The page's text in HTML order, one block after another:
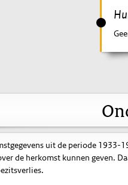
uit de periode
de herkomst kunnen geven.